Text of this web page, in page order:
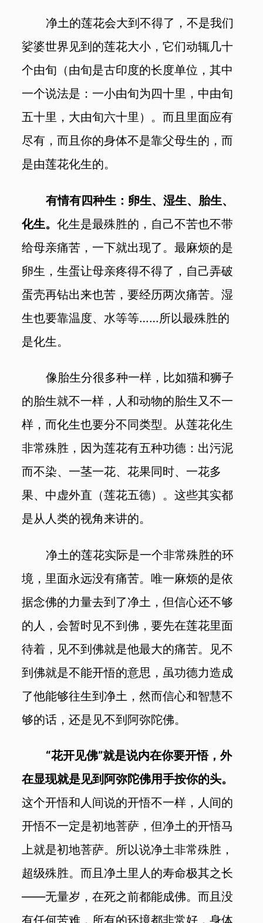
净土的莲花会大到不得了，不是我们
娑婆世界见到的莲花大小，它们动辄几十
个由旬（由旬是古印度的长度单位，其中
一个说法是：一小由旬为四十里，中由旬
五十里，大由旬六十里）。而且里面应有
尽有，而且你的身体不是靠父母生的，而
是由莲花化生的。
有情有四种生：卵生、湿生、胎生、
化生。化生是最殊胜的，自己不苦也不带
给母亲痛苦，一下就出现了。最麻烦的是
卵生，生蛋让母亲疼得不得了，自己弄破
蛋壳再钻出来也苦，要经历两次痛苦。湿
生也要靠温度、水等等……所以最殊胜的
是化生。
像胎生分很多种一样，比如猫和狮子
的胎生就不一样，人和动物的胎生又不一
样，而化生也要分不同类型。从莲花化生
非常殊胜，因为莲花有五种功德：出污泥
而不染、一茎一花、花果同时、一花多
果、中虚外直（莲花五德）。这些其实都
是从人类的视角来讲的。
净土的莲花实际是一个非常殊胜的环
境，里面永远没有痛苦。唯一麻烦的是依
据念佛的力量去到了净土，但信心还不够
的人，会暂时见不到佛，要先在莲花里面
待着，见不到佛就是他最大的痛苦。见不
到佛就是不能开悟的意思，虽功德力造成
了他能够往生到净土，然而信心和智慧不
够的话，还是见不到阿弥陀佛。
“花开见佛”就是说内在你要开悟，外
在显现就是见到阿弥陀佛用手按你的头。
这个开悟和人间说的开悟不一样，人间的
开悟不一定是初地菩萨，但净土的开悟马
上就是初地菩萨。所以说净土非常殊胜，
超级殊胜。而且净土里人的寿命极其之长
——无量岁，在死之前都能成佛。而且没
有任何苦难，所有的环境都非常好，身体